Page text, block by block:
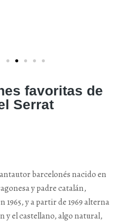
favoritas de
Serrat
barcelonés nacido en
y padre catalán,
1965, y a partir de 1969 alterna
y el castellano, algo natural,